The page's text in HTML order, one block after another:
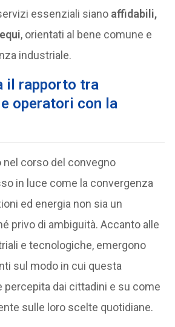
essenziali siano affidabili,
, orientati al bene comune e
industriale.
il rapporto tra
operatori con la
corso del convegno
in luce come la convergenza
ed energia non sia un
privo di ambiguità. Accanto alle
e tecnologiche, emergono
sul modo in cui questa
percepita dai cittadini e su come
sulle loro scelte quotidiane.